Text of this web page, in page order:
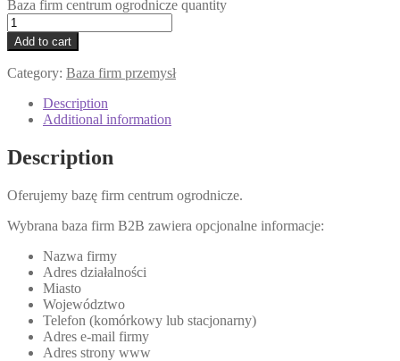
Baza firm centrum ogrodnicze quantity
Add to cart
Category: Baza firm przemysł
Description
Additional information
Description
Oferujemy bazę firm centrum ogrodnicze.
Wybrana baza firm B2B zawiera opcjonalne informacje:
Nazwa firmy
Adres działalności
Miasto
Województwo
Telefon (komórkowy lub stacjonarny)
Adres e-mail firmy
Adres strony www